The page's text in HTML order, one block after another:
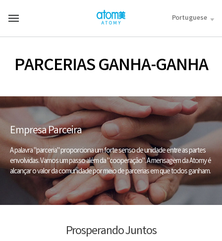
바
Portuguese
t
u
PARCERIAS GANHA-GANHA
Empresa Parceira
A palavra "parceria" proporciona um forte senso de unidade entre as partes
envolvidas.Vamos um passo além da "cooperação".A mensagem da Atomy é
alcançar o valor da comunidade por meio de parcerias em que todos ganham.
Prosperando Juntos